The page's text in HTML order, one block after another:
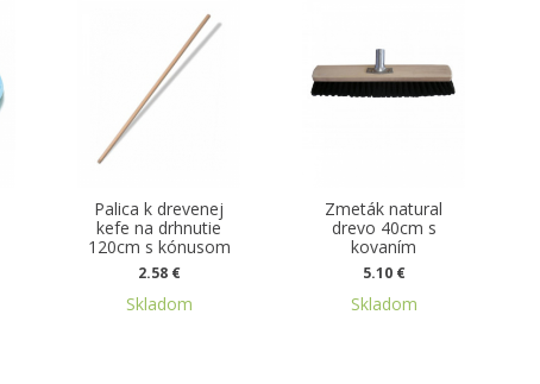
Palica k drevenej
kefe na drhnutie
120cm s kónusom
2.58 €
Skladom
Zmeták natural
drevo 40cm s
kovaním
5.10 €
Skladom